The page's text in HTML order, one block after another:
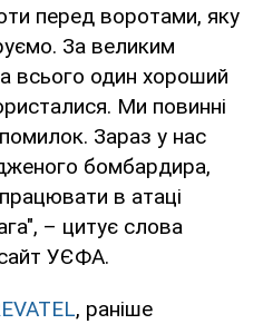
перед воротами, яку
За великим
всього один хороший
Ми повинні
Зараз у нас
бомбардира,
в атаці
– цитує слова
сайт УЄФА.
, раніше